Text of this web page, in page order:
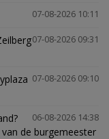
07-08-2026 10:11
07-08-2026 09:31
07-08-2026 09:10
06-08-2026 14:38
de burgemeester